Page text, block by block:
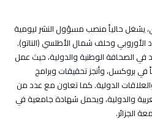
يشغل حالياً منصب مسؤول النشر ليومية
وحلف شمال الأطلسي (الناتو).
في الصحافة الوطنية والدولية، حيث عمل
في بروكسل، وأنجز تحقيقات وبرامج
الدولية. كما تعاون مع عدد من
والدولية، ويحمل شهادة جامعية في
الجزائر.